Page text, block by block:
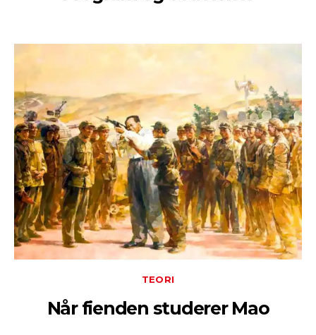
TEORI
Når fienden studerer Mao